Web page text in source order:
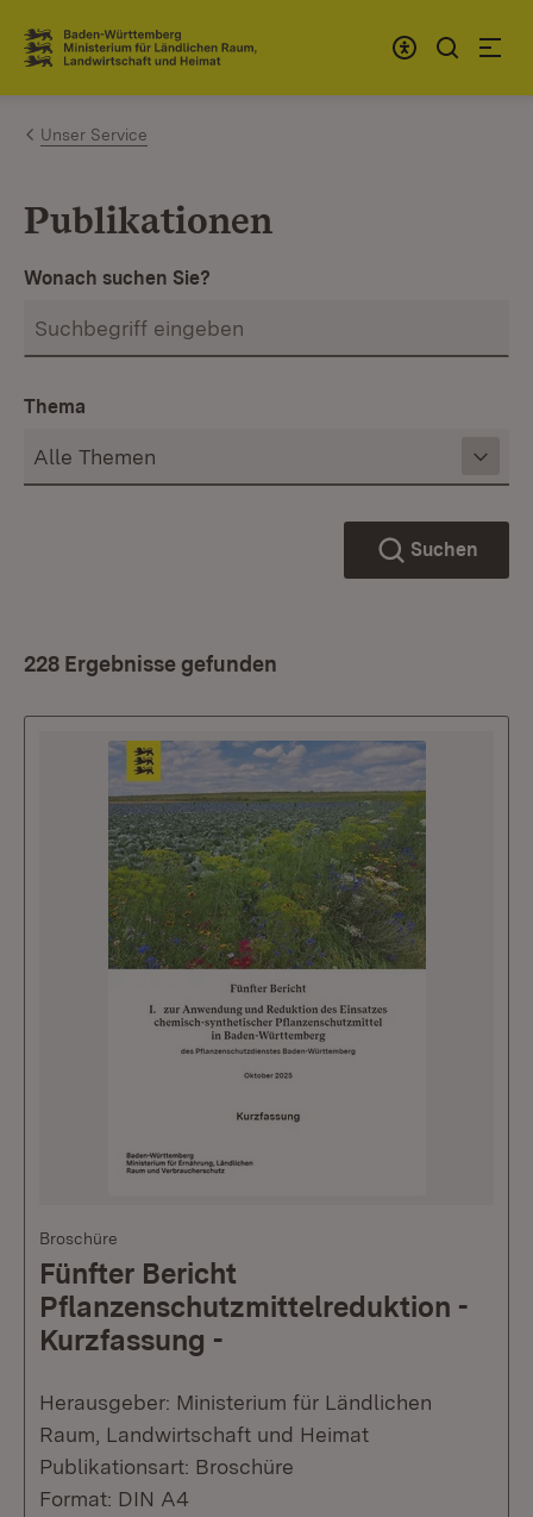
Zum Inhalt springen
Link zur Startseite
Unser Service
Publikationen
Wonach suchen Sie?
Thema
Suchen
228 Ergebnisse gefunden
Broschüre
Fünfter Bericht
Pflanzenschutzmittelreduktion -
Kurzfassung -
Herausgeber: Ministerium für Ländlichen
Raum, Landwirtschaft und Heimat
Publikationsart: Broschüre
Format: DIN A4